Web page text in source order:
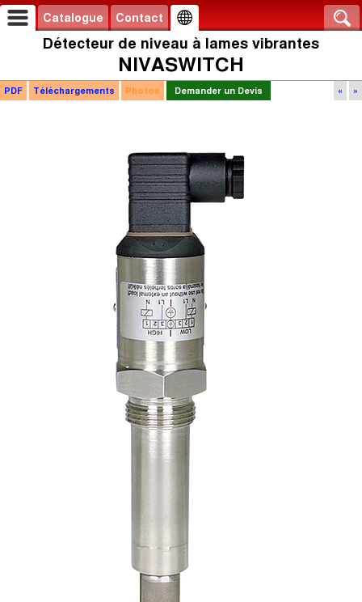
Catalogue Contact
Détecteur de niveau à lames vibrantes
NIVASWITCH
« »
PDF Téléchargements Photos Demander un Devis